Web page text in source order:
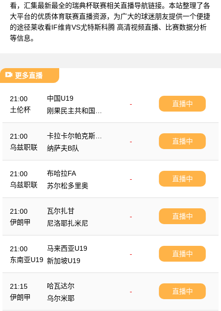
看，汇集最新最全的瑞典杯联赛相关直播导航链接。本站整理了各
大平台的优质体育联赛直播资源，为广大的球迷朋友提供一个便捷
的途径莱收看IF维肯VS尤特斯科腾 高清视频直播、比赛数据分析
等信息。
更多直播
21:00
土伦杯
中国U19
-
刚果民主共和国U2
3
直播中
21:00
乌兹职联
卡拉卡尔帕克斯坦F
A
-
纳萨夫B队
直播中
21:00
乌兹职联
布哈拉FA
-
苏尔松多里奥
直播中
21:00
伊朗甲
瓦尔扎甘
-
尼洛耶扎米尼
直播中
21:00
东南亚U19
马来西亚U19
-
新加坡U19
直播中
21:15
伊朗甲
哈瓦达尔
-
乌尔米耶
直播中